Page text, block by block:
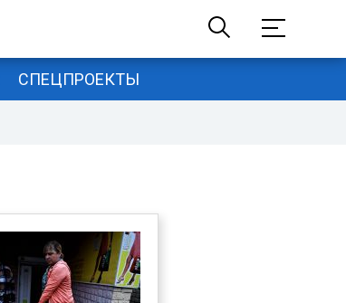
СПЕЦПРОЕКТЫ